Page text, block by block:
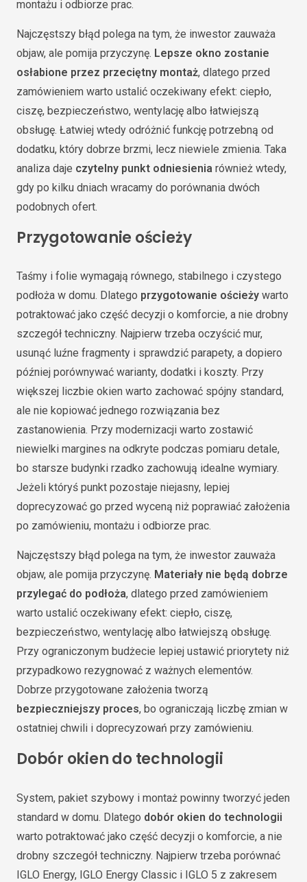
montażu i odbiorze prac.
Najczęstszy błąd polega na tym, że inwestor zauważa
objaw, ale pomija przyczynę. Lepsze okno zostanie
osłabione przez przeciętny montaż, dlatego przed
zamówieniem warto ustalić oczekiwany efekt: ciepło,
ciszę, bezpieczeństwo, wentylację albo łatwiejszą
obsługę. Łatwiej wtedy odróżnić funkcję potrzebną od
dodatku, który dobrze brzmi, lecz niewiele zmienia. Taka
analiza daje czytelny punkt odniesienia również wtedy,
gdy po kilku dniach wracamy do porównania dwóch
podobnych ofert.
Przygotowanie ościeży
Taśmy i folie wymagają równego, stabilnego i czystego
podłoża w domu. Dlatego przygotowanie ościeży warto
potraktować jako część decyzji o komforcie, a nie drobny
szczegół techniczny. Najpierw trzeba oczyścić mur,
usunąć luźne fragmenty i sprawdzić parapety, a dopiero
później porównywać warianty, dodatki i koszty. Przy
większej liczbie okien warto zachować spójny standard,
ale nie kopiować jednego rozwiązania bez
zastanowienia. Przy modernizacji warto zostawić
niewielki margines na odkryte podczas pomiaru detale,
bo starsze budynki rzadko zachowują idealne wymiary.
Jeżeli któryś punkt pozostaje niejasny, lepiej
doprecyzować go przed wyceną niż poprawiać założenia
po zamówieniu, montażu i odbiorze prac.
Najczęstszy błąd polega na tym, że inwestor zauważa
objaw, ale pomija przyczynę. Materiały nie będą dobrze
przylegać do podłoża, dlatego przed zamówieniem
warto ustalić oczekiwany efekt: ciepło, ciszę,
bezpieczeństwo, wentylację albo łatwiejszą obsługę.
Przy ograniczonym budżecie lepiej ustawić priorytety niż
przypadkowo rezygnować z ważnych elementów.
Dobrze przygotowane założenia tworzą
bezpieczniejszy proces, bo ograniczają liczbę zmian w
ostatniej chwili i doprecyzowań przy zamówieniu.
Dobór okien do technologii
System, pakiet szybowy i montaż powinny tworzyć jeden
standard w domu. Dlatego dobór okien do technologii
warto potraktować jako część decyzji o komforcie, a nie
drobny szczegół techniczny. Najpierw trzeba porównać
IGLO Energy, IGLO Energy Classic i IGLO 5 z zakresem